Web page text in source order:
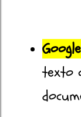
texto